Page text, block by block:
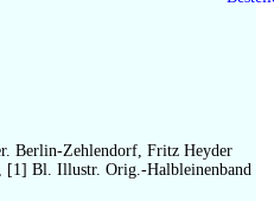
Berlin-Zehlendorf, Fritz Heyder
[1] Bl. Illustr. Orig.-Halbleinenband